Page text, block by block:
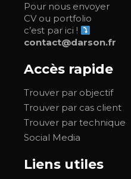
Pour nous envoyer
CV ou portfolio
c’est par ici !
contact@darson.fr
Accès rapide
Trouver par objectif
Trouver par cas client
Trouver par technique
Social Media
Liens utiles